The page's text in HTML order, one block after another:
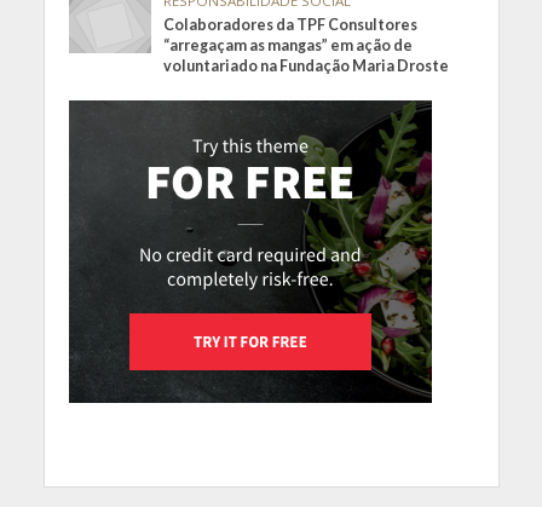
Colaboradores da TPF Consultores
“arregaçam as mangas” em ação de
voluntariado na Fundação Maria Droste